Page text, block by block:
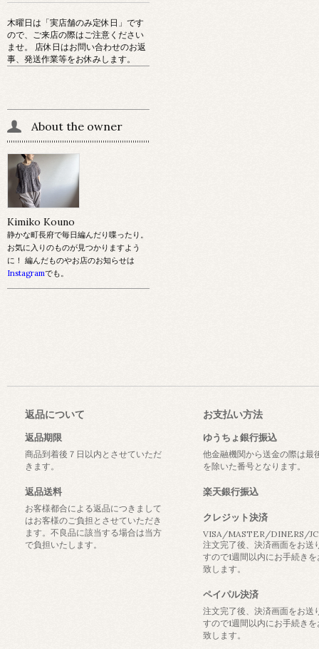
木曜日は「実店舗のみ定休日」です
ので、ご来店の際はご注意ください
ませ。 店休日はお問い合わせのお返
事、発送作業等をお休みします。
About the owner
Kimiko Kouno
静かな町長府で毎日編んだり喋ったり。
お気に入りのものが見つかりますよう
に！ 編んだものやお店のお知らせは
Instagramでも。
返品について
返品期限
商品到着後７日以内とさせていただ
きます。
返品送料
お客様都合による返品につきまして
はお客様のご負担とさせていただき
ます。不良品に該当する場合は当方
で負担いたします。
お支払い方法
ゆうちょ銀行振込
他金融機関から送金の際は最
を除いた番号となります。
楽天銀行振込
クレジット決済
VISA/MASTER/DINERS/
注文完了後、決済画面をお送
すので1週間以内にお手続き
致します。
ペイパル決済
注文完了後、決済画面をお送
すので1週間以内にお手続き
致します。